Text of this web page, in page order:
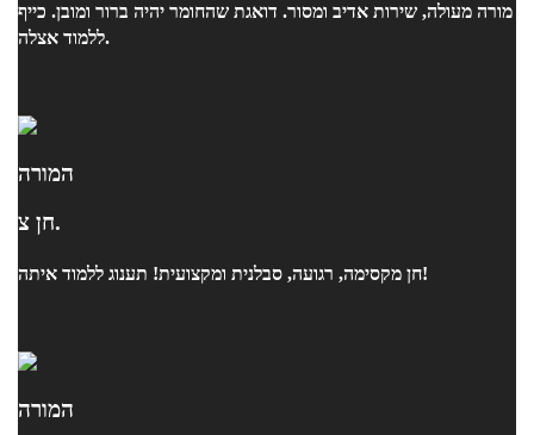
מורה מעולה, שירות אדיב ומסור. דואגת שהחומר יהיה ברור ומובן. כייף
ללמוד אצלה.
המורה
חן צ.
חן מקסימה, רגועה, סבלנית ומקצועית! תענוג ללמוד איתה!
המורה